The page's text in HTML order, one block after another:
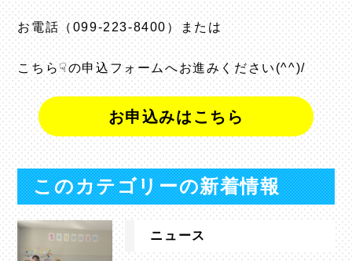
お電話（099-223-8400）または
こちら☟の申込フォームへお進みください(^^)/
お申込みはこちら
このカテゴリーの新着情報
ニュース